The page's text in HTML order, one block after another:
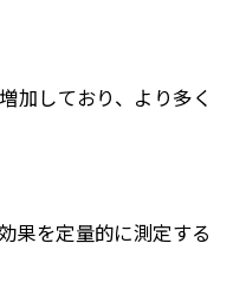
加しており、より多く
果を定量的に測定する